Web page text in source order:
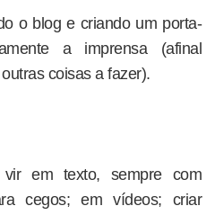
o blog e criando um porta-
a imprensa (afinal
coisas a fazer).
vir em texto, sempre com
cegos; em vídeos; criar